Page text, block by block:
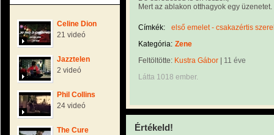
Celine Dion
21 videó
Jazztelen
2 videó
Phil Collins
24 videó
The Cure
Mert az ablakon otthagyok egy üzenetet.
Címkék:
első emelet - csakazértis
Kategória: Zene
Feltöltötte: Kustra Gábor
11 éve
Látta 1018 ember.
Értékeld!